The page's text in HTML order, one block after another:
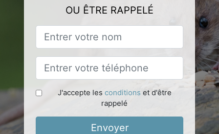
OU ÊTRE RAPPELÉ
J'accepte les conditions et d'être
rappelé
Envoyer